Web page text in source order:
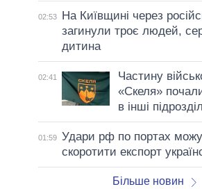
02:53
На Київщині через
загинули троє людей,
дитина
02:41
Частину
«Скеля»
в інші
01:59 Удари рф по портах
скоротити експорт
Більше новин